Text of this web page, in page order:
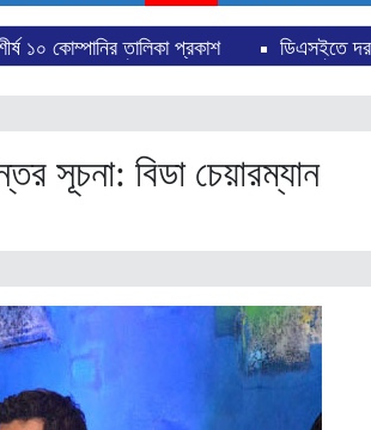
ডিএসইতে দর বৃদ্ধি পাওয়া শীর্ষ ১০
সূচনা: বিডা চেয়ারম্যান